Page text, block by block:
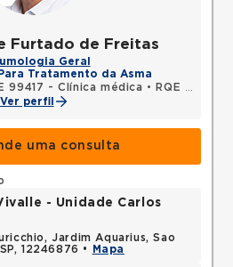
Furtado de Freitas
Geral
Tratamento da Asma
99417 - Clínica médica •
RQE 99789 - Pneumologia
Ver perfil
uma consulta
- Unidade Carlos
Jardim Aquarius, Sao
12246876 •
Mapa